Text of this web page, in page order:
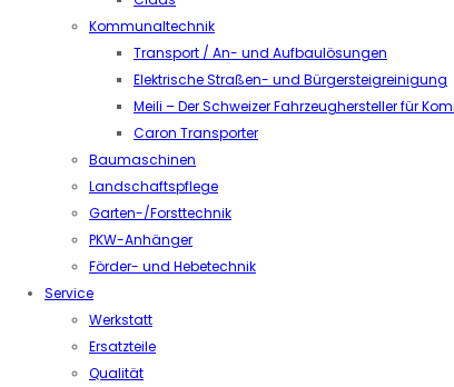
Kommunaltechnik
Transport / An- und Aufbaulösungen
Elektrische Straßen- und Bürgersteigreinigung
Meili – Der Schweizer Fahrzeughersteller für
Caron Transporter
Baumaschinen
Landschaftspflege
Garten-/Forsttechnik
PKW-Anhänger
Förder- und Hebetechnik
Service
Werkstatt
Ersatzteile
Qualität